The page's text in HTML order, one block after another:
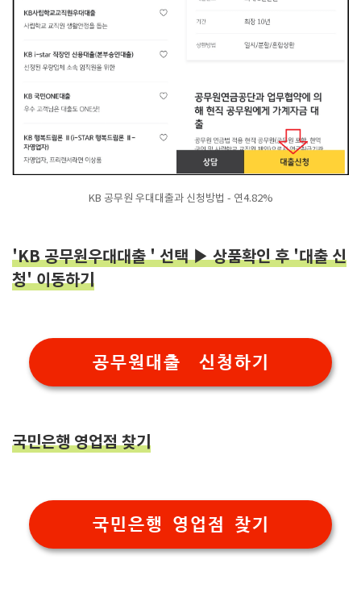
KB 공무원 우대대출과 신청방법 - 연4.82%
'KB 공무원우대대출 ' 선택 ▶ 상품확인 후 '대출 신
청' 이동하기
공무원대출 신청하기
국민은행 영업점 찾기
국민은행 영업점 찾기